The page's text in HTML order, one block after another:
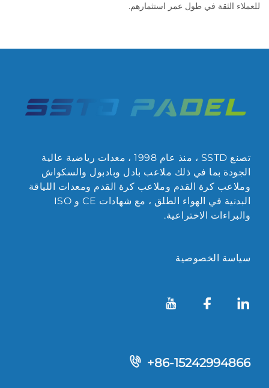
للعملاء الثقة في طول عمر استثمارهم.
تصنع SSTD ، منذ عام 1998 ، معدات رياضية عالية
الجودة بما في ذلك ملاعب بادل وبادبول والسكواش
وملاعب كرة القدم وملاعب كرة القدم ومعدات اللياقة
البدنية في الهواء الطلق ، مع شهادات CE و ISO
والبراءات الاختراعية.
سياسة الخصوصية
+86-15242994866